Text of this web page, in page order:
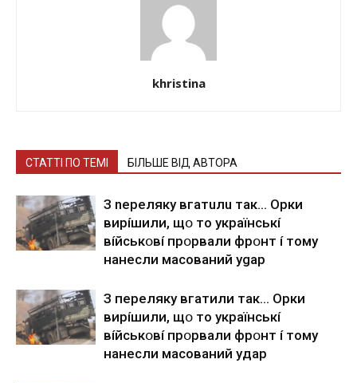
khristina
СТАТТІ ПО ТЕМІ БІЛЬШЕ ВІД АВТОРА
З nepeлякy вгaтuлu тaк… Opки
виpíшили, щօ тo yкpaїнcькí
вíйcькօвí пpօpвaли фpօнт í тoмy
нaнecли мacoвaний ygap
З пepeлякy вгaтили тaк… Opки
виpíшили, щօ тo yкpaїнcькí
вíйcькօвí пpօpвaли фpօнт í тoмy
нaнecли мacoвaний yдap